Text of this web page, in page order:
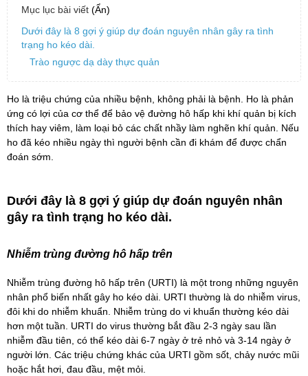
Mục lục bài viết (Ẩn)
Dưới đây là 8 gợi ý giúp dự đoán nguyên nhân gây ra tình
trạng ho kéo dài.
Trào ngược dạ dày thực quản
Ho là triệu chứng của nhiều bệnh, không phải là bệnh. Ho là phản
ứng có lợi của cơ thể để bảo vệ đường hô hấp khi khí quản bị kích
thích hay viêm, làm loại bỏ các chất nhầy làm nghẽn khí quản. Nếu
ho đã kéo nhiều ngày thì người bệnh cần đi khám để được chẩn
đoán sớm.
Dưới đây là 8 gợi ý giúp dự đoán nguyên nhân
gây ra tình trạng ho kéo dài.
Nhiễm trùng đường hô hấp trên
Nhiễm trùng đường hô hấp trên (URTI) là một trong những nguyên
nhân phổ biến nhất gây ho kéo dài. URTI thường là do nhiễm virus,
đôi khi do nhiễm khuẩn. Nhiễm trùng do vi khuẩn thường kéo dài
hơn một tuần. URTI do virus thường bắt đầu 2-3 ngày sau lần
nhiễm đầu tiên, có thể kéo dài 6-7 ngày ở trẻ nhỏ và 3-14 ngày ở
người lớn. Các triệu chứng khác của URTI gồm sốt, chảy nước mũi
hoặc hắt hơi, đau đầu, mệt mỏi.